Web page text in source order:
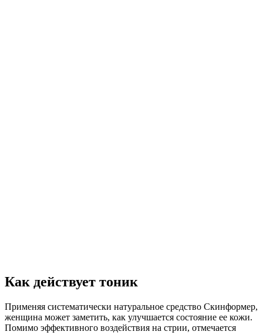
Как действует тоник
Применяя систематически натуральное средство Скинформер,
женщина может заметить, как улучшается состояние ее кожи.
Помимо эффективного воздействия на стрии, отмечается